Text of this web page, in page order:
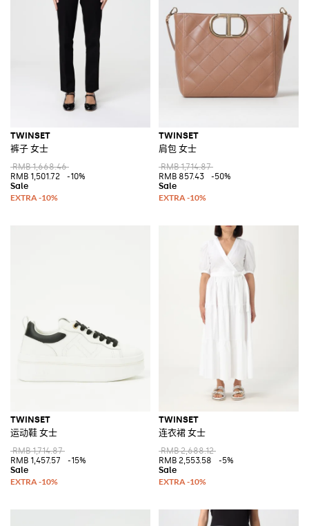
TWINSET
裤子 女士
RMB 1,668.46
RMB 1,501.72
-10%
TWINSET
肩包 女士
RMB 1,714.87
RMB 857.43
-50%
TWINSET
运动鞋 女士
RMB 1,714.87
RMB 1,457.57
-15%
TWINSET
连衣裙 女士
RMB 2,688.12
RMB 2,553.58
-5%